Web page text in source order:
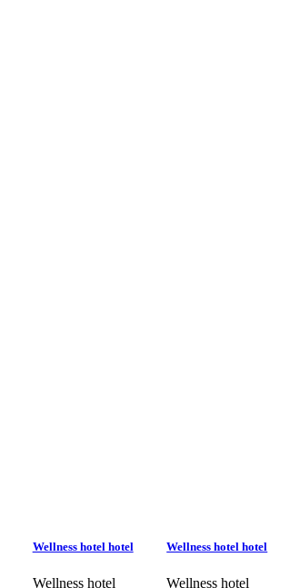
Wellness hotel hotel
Wellness hotel
Wellness hotel hotel
Wellness hotel